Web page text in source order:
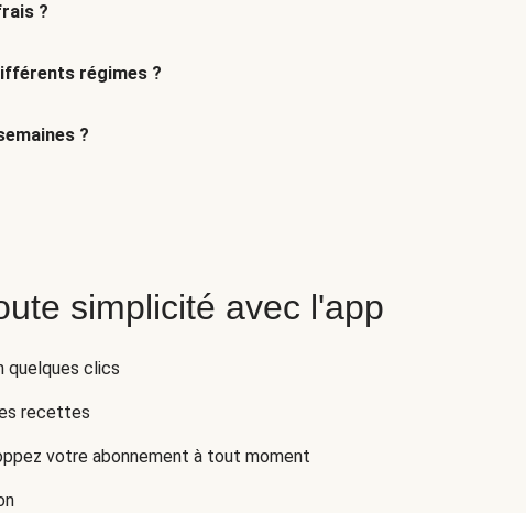
?
régimes ?
?
simplicité avec l'app
quelques clics
recettes
votre abonnement à tout moment